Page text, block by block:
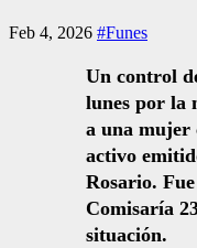
Feb 4, 2026 #Funes
Un control
lunes por la
a una mujer
activo
Rosario.
Comisaría
situación.